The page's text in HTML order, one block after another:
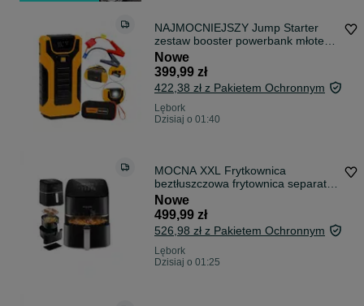
NAJMOCNIEJSZY Jump Starter
zestaw booster powerbank młotek
30000 mAh
Nowe
399,99 zł
422,38 zł z Pakietem Ochronnym
Lębork
Dzisiaj o 01:40
MOCNA XXL Frytkownica
beztłuszczowa frytownica separator
1700W DUŻA 8L
Nowe
499,99 zł
526,98 zł z Pakietem Ochronnym
Lębork
Dzisiaj o 01:25